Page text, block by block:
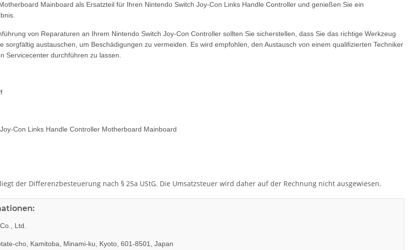
Mainboard als Ersatzteil für Ihren Nintendo Switch Joy-Con Links Handle Controller und genießen Sie ein
von Reparaturen an Ihrem Nintendo Switch Joy-Con Controller sollten Sie sicherstellen, dass Sie das richtige Werkzeug
sorgfältig austauschen, um Beschädigungen zu vermeiden. Es wird empfohlen, den Austausch von einem qualifizierten Techniker
Servicecenter durchführen zu lassen.
Con Links Handle Controller Motherboard Mainboard
der Differenzbesteuerung nach § 25a UStG. Die Umsatzsteuer wird daher auf der Rechnung nicht ausgewiesen.
Ltd.
cho, Kamitoba, Minami-ku, Kyoto, 601-8501, Japan